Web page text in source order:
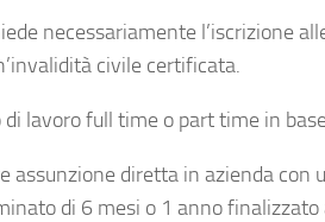
necessariamente l’iscrizione
civile certificata.
di lavoro full time o part time in
assunzione diretta in azienda con
di 6 mesi o 1 anno finalizzato